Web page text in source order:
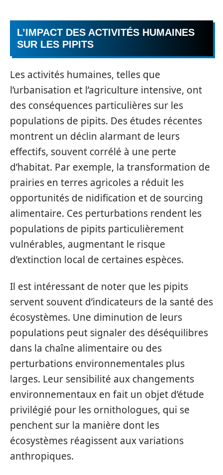
L’IMPACT DES ACTIVITÉS HUMAINES
SUR LES PIPITS
Les activités humaines, telles que
l’urbanisation et l’agriculture intensive, ont
des conséquences particulières sur les
populations de pipits. Des études récentes
montrent un déclin alarmant de leurs
effectifs, souvent corrélé à une perte
d’habitat. Par exemple, la transformation de
prairies en terres agricoles a réduit les
opportunités de nidification et de sourcing
alimentaire. Ces perturbations rendent les
populations de pipits particulièrement
vulnérables, augmentant le risque
d’extinction local de certaines espèces.
Il est intéressant de noter que les pipits
servent souvent d’indicateurs de la santé des
écosystèmes. Une diminution de leurs
populations peut signaler des déséquilibres
dans la chaîne alimentaire ou des
perturbations environnementales plus
larges. Leur sensibilité aux changements
environnementaux en fait un objet d’étude
privilégié pour les ornithologues, qui se
penchent sur la manière dont les
écosystèmes réagissent aux variations
anthropiques.